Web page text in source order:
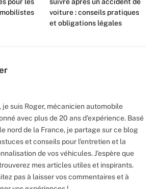
voiture : conseils pratiques
et obligations légales
je suis Roger, mécanicien automobile
avec plus de 20 ans d'expérience. Basé
nord de la France, je partage sur ce blog
et conseils pour l'entretien et la
de vos véhicules. J'espère que
mes articles utiles et inspirants.
pas à laisser vos commentaires et à